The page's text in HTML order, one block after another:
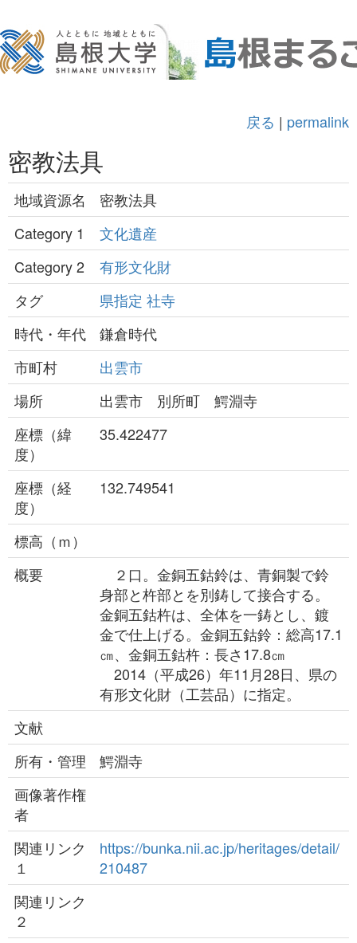
戻る | permalink
密教法具
地域資源名
密教法具
Category 1
文化遺産
Category 2
有形文化財
タグ
県指定 社寺
時代・年代
鎌倉時代
市町村
出雲市
場所
出雲市 別所町 鰐淵寺
座標（緯
度）
35.422477
座標（経
度）
132.749541
標高（ｍ）
概要
２口。金銅五鈷鈴は、青銅製で鈴
身部と杵部とを別鋳して接合する。
金銅五鈷杵は、全体を一鋳とし、鍍
金で仕上げる。金銅五鈷鈴：総高17.1
㎝、金銅五鈷杵：長さ17.8㎝
2014（平成26）年11月28日、県の
有形文化財（工芸品）に指定。
文献
所有・管理
鰐淵寺
画像著作権
者
関連リンク
１
https://bunka.nii.ac.jp/heritages/detail/
210487
関連リンク
２